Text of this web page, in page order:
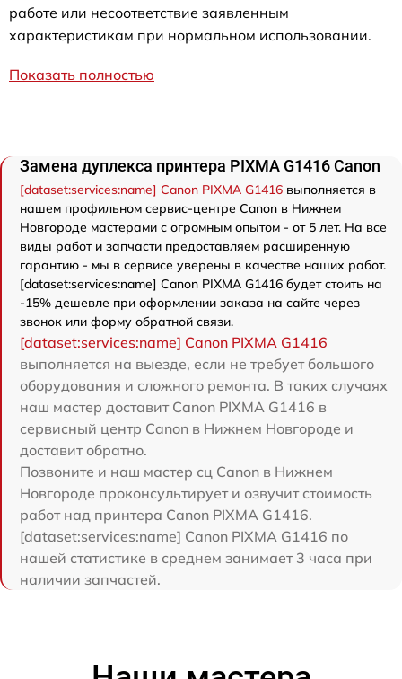
работе или несоответствие заявленным
характеристикам при нормальном использовании.
Показать полностью
Замена дуплекса принтера PIXMA G1416 Canon
[dataset:services:name] Canon PIXMA G1416 выполняется в
нашем профильном сервис-центре Canon в Нижнем
Новгороде мастерами с огромным опытом - от 5 лет. На все
виды работ и запчасти предоставляем расширенную
гарантию - мы в сервисе уверены в качестве наших работ.
[dataset:services:name] Canon PIXMA G1416 будет стоить на
-15% дешевле при оформлении заказа на сайте через
звонок или форму обратной связи.
[dataset:services:name] Canon PIXMA G1416
выполняется на выезде, если не требует большого
оборудования и сложного ремонта. В таких случаях
наш мастер доставит Canon PIXMA G1416 в
сервисный центр Canon в Нижнем Новгороде и
доставит обратно.
Позвоните и наш мастер сц Canon в Нижнем
Новгороде проконсультирует и озвучит стоимость
работ над принтера Canon PIXMA G1416.
[dataset:services:name] Canon PIXMA G1416 по
нашей статистике в среднем занимает 3 часа при
наличии запчастей.